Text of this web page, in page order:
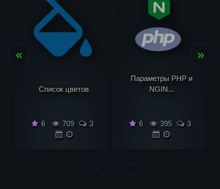
Список цветов
6 709 3
Параметры PHP и
NGIN...
6 395 3
« »